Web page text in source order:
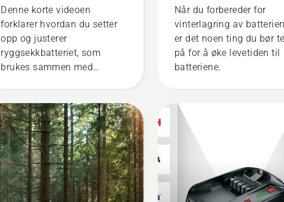
måte
Denne korte videoen
forklarer hvordan du setter
opp og justerer
ryggsekkbatteriet, som
brukes sammen med
festet ryggsekkbatteri sørger
for en mer komfortabel
passform, og reduserer
trøtthet under bruk slik at du
kan arbeide lenger uten å ta
pauser.
vinteren
Når du forbereder for
vinterlagring av
er det noen ting du bør
på for å øke levetiden til
batteriene.